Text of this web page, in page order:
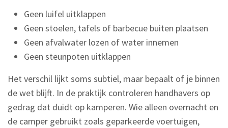
Geen luifel uitklappen
Geen stoelen, tafels of barbecue buiten plaatsen
Geen afvalwater lozen of water innemen
Geen steunpoten uitklappen
Het verschil lijkt soms subtiel, maar bepaalt of je binnen
de wet blijft. In de praktijk controleren handhavers op
gedrag dat duidt op kamperen. Wie alleen overnacht en
de camper gebruikt zoals geparkeerde voertuigen,